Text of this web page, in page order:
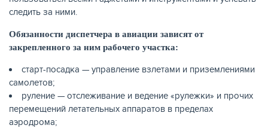
следить за ними.
Обязанности диспетчера в авиации зависят от
закрепленного за ним рабочего участка:
старт-посадка — управление взлетами и приземлениями
самолетов;
руление — отслеживание и ведение «рулежки» и прочих
перемещений летательных аппаратов в пределах
аэродрома;